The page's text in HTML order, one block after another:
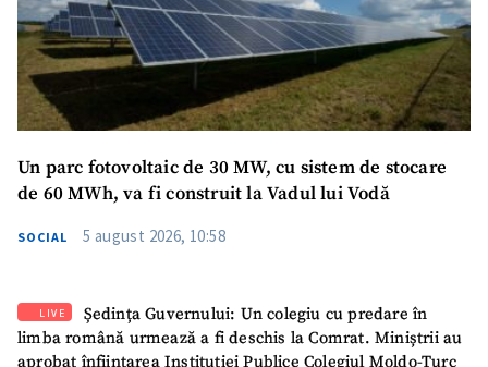
Un parc fotovoltaic de 30 MW, cu sistem de stocare
de 60 MWh, va fi construit la Vadul lui Vodă
SOCIAL 5 august 2026, 10:58
LIVE
Ședința Guvernului: Un colegiu cu predare în
limba română urmează a fi deschis la Comrat. Miniștrii au
aprobat înființarea Instituției Publice Colegiul Moldo-Turc